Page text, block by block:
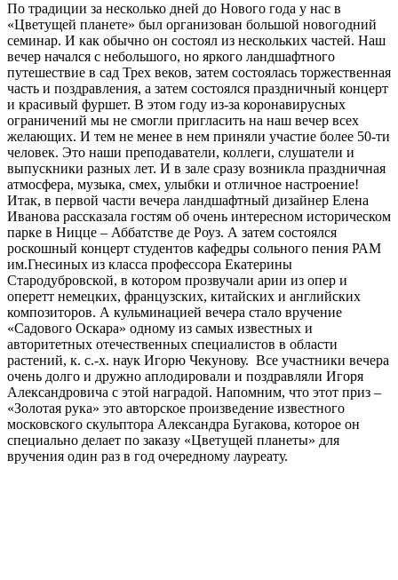
По традиции за несколько дней до Нового года у нас в
«Цветущей планете» был организован большой новогодний
семинар. И как обычно он состоял из нескольких частей. Наш
вечер начался с небольшого, но яркого ландшафтного
путешествие в сад Трех веков, затем состоялась торжественная
часть и поздравления, а затем состоялся праздничный концерт
и красивый фуршет. В этом году из-за коронавирусных
ограничений мы не смогли пригласить на наш вечер всех
желающих. И тем не менее в нем приняли участие более 50-ти
человек. Это наши преподаватели, коллеги, слушатели и
выпускники разных лет. И в зале сразу возникла праздничная
атмосфера, музыка, смех, улыбки и отличное настроение!
Итак, в первой части вечера ландшафтный дизайнер Елена
Иванова рассказала гостям об очень интересном историческом
парке в Ницце – Аббатстве де Роуз. А затем состоялся
роскошный концерт студентов кафедры сольного пения РАМ
им.Гнесиных из класса профессора Екатерины
Стародубровской, в котором прозвучали арии из опер и
оперетт немецких, французских, китайских и английских
композиторов. А кульминацией вечера стало вручение
«Садового Оскара» одному из самых известных и
авторитетных отечественных специалистов в области
растений, к. с.-х. наук Игорю Чекунову. Все участники вечера
очень долго и дружно аплодировали и поздравляли Игоря
Александровича с этой наградой. Напомним, что этот приз –
«Золотая рука» это авторское произведение известного
московского скульптора Александра Бугакова, которое он
специально делает по заказу «Цветущей планеты» для
вручения один раз в год очередному лауреату.